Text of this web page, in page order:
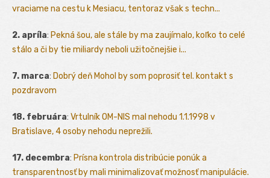
vraciame na cestu k Mesiacu, tentoraz však s techn...
2. apríla: Pekná šou, ale stále by ma zaujímalo, koľko to celé
stálo a či by tie miliardy neboli užitočnejšie i...
7. marca: Dobrý deň Mohol by som poprosiť tel. kontakt s
pozdravom
18. februára: Vrtulník OM-NIS mal nehodu 1.1.1998 v
Bratislave, 4 osoby nehodu neprežili.
17. decembra: Prísna kontrola distribúcie ponúk a
transparentnosť by mali minimalizovať možnosť manipulácie.